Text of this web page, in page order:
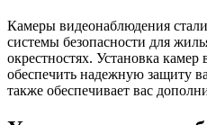
Камеры видеонаблюдения
системы безопасности для
окрестностях. Установка
обеспечить надежную защиту
также обеспечивает вас